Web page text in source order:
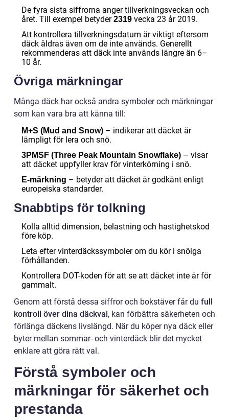
De fyra sista siffrorna anger tillverkningsveckan och
året. Till exempel betyder2319 vecka 23 år 2019.
Att kontrollera tillverkningsdatum är viktigt eftersom
däck åldras även om de inte används. Generellt
rekommenderas att däck inte används längre än 6–
10 år.
Övriga märkningar
Många däck har också andra symboler och märkningar
som kan vara bra att känna till:
M+S (Mud and Snow) – indikerar att däcket är
lämpligt för lera och snö.
3PMSF (Three Peak Mountain Snowflake) – visar
att däcket uppfyller krav för vinterkörning i snö.
E-märkning – betyder att däcket är godkänt enligt
europeiska standarder.
Snabbtips för tolkning
Kolla alltid dimension, belastning och hastighetskod
före köp.
Leta efter vinterdäckssymboler om du kör i snöiga
förhållanden.
Kontrollera DOT-koden för att se att däcket inte är för
gammalt.
Genom att förstå dessa siffror och bokstäver får du full
kontroll över dina däckval , kan förbättra säkerheten och
förlänga däckens livslängd. När du köper nya däck eller
byter mellan sommar- och vinterdäck blir det mycket
enklare att göra rätt val.
Förstå symboler och
märkningar för säkerhet och
prestanda